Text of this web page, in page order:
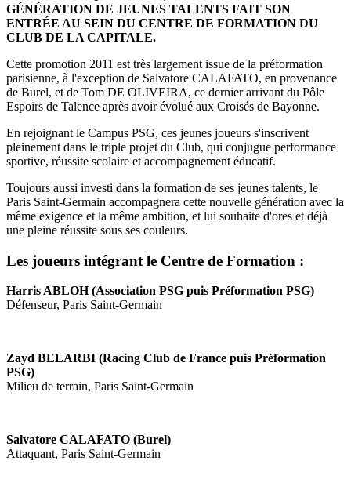
GÉNÉRATION DE JEUNES TALENTS FAIT SON
ENTRÉE AU SEIN DU CENTRE DE FORMATION DU
CLUB DE LA CAPITALE.
Cette promotion 2011 est très largement issue de la préformation
parisienne, à l'exception de Salvatore CALAFATO, en provenance
de Burel, et de Tom DE OLIVEIRA, ce dernier arrivant du Pôle
Espoirs de Talence après avoir évolué aux Croisés de Bayonne.
En rejoignant le Campus PSG, ces jeunes joueurs s'inscrivent
pleinement dans le triple projet du Club, qui conjugue performance
sportive, réussite scolaire et accompagnement éducatif.
Toujours aussi investi dans la formation de ses jeunes talents, le
Paris Saint-Germain accompagnera cette nouvelle génération avec la
même exigence et la même ambition, et lui souhaite d'ores et déjà
une pleine réussite sous ses couleurs.
Les joueurs intégrant le Centre de Formation :
Harris ABLOH (Association PSG puis Préformation PSG)
Défenseur, Paris Saint-Germain
Zayd BELARBI (Racing Club de France puis Préformation
PSG)
Milieu de terrain, Paris Saint-Germain
Salvatore CALAFATO (Burel)
Attaquant, Paris Saint-Germain